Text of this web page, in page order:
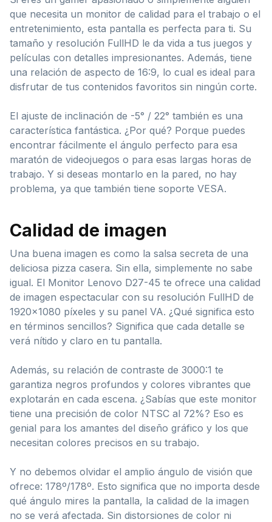
que necesita un monitor de calidad para el trabajo o el
entretenimiento, esta pantalla es perfecta para ti. Su
tamaño y resolución FullHD le da vida a tus juegos y
películas con detalles impresionantes. Además, tiene
una relación de aspecto de 16:9, lo cual es ideal para
disfrutar de tus contenidos favoritos sin ningún corte.
El ajuste de inclinación de -5° / 22° también es una
característica fantástica. ¿Por qué? Porque puedes
encontrar fácilmente el ángulo perfecto para esa
maratón de videojuegos o para esas largas horas de
trabajo. Y si deseas montarlo en la pared, no hay
problema, ya que también tiene soporte VESA.
Calidad de imagen
Una buena imagen es como la salsa secreta de una
deliciosa pizza casera. Sin ella, simplemente no sabe
igual. El Monitor Lenovo D27-45 te ofrece una calidad
de imagen espectacular con su resolución FullHD de
1920×1080 píxeles y su panel VA. ¿Qué significa esto
en términos sencillos? Significa que cada detalle se
verá nítido y claro en tu pantalla.
Además, su relación de contraste de 3000:1 te
garantiza negros profundos y colores vibrantes que
explotarán en cada escena. ¿Sabías que este monitor
tiene una precisión de color NTSC al 72%? Eso es
genial para los amantes del diseño gráfico y los que
necesitan colores precisos en su trabajo.
Y no debemos olvidar el amplio ángulo de visión que
ofrece: 178º/178º. Esto significa que no importa desde
qué ángulo mires la pantalla, la calidad de la imagen
no se verá afectada. Sin distorsiones de color ni